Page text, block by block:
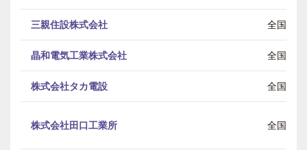
三親住設株式会社 全国
晶和電気工業株式会社 全国
株式会社タカ電設 全国
株式会社田口工業所 全国